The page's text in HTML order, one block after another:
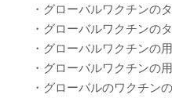
・グローバルワクチンの
・グローバルワクチンの
・グローバルワクチンの
・グローバルワクチンの
・グローバルのワクチン